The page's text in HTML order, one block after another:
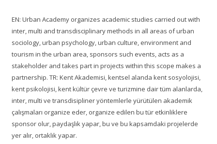
EN: Urban Academy organizes academic studies carried out with
inter, multi and transdisciplinary methods in all areas of urban
sociology, urban psychology, urban culture, environment and
tourism in the urban area, sponsors such events, acts as a
stakeholder and takes part in projects within this scope makes a
partnership. TR: Kent Akademisi, kentsel alanda kent sosyolojisi,
kent psikolojisi, kent kültür çevre ve turizmine dair tüm alanlarda,
inter, multi ve transdisipliner yöntemlerle yürütülen akademik
çalışmaları organize eder, organize edilen bu tür etkinliklere
sponsor olur, paydaşlık yapar, bu ve bu kapsamdaki projelerde
yer alır, ortaklık yapar.